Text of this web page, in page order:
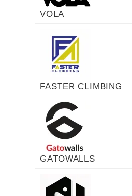
VOLA
FASTER CLIMBING
GATOWALLS